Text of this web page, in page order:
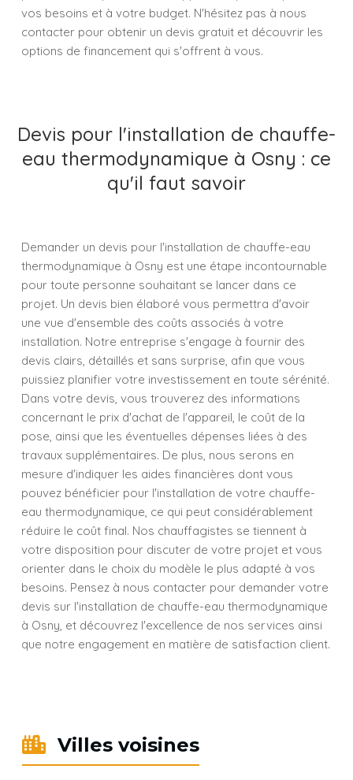
vos besoins et à votre budget. N'hésitez pas à nous
contacter pour obtenir un devis gratuit et découvrir les
options de financement qui s'offrent à vous.
Devis pour l'installation de chauffe-
eau thermodynamique à Osny : ce
qu'il faut savoir
Demander un devis pour l'installation de chauffe-eau
thermodynamique à Osny est une étape incontournable
pour toute personne souhaitant se lancer dans ce
projet. Un devis bien élaboré vous permettra d'avoir
une vue d'ensemble des coûts associés à votre
installation. Notre entreprise s'engage à fournir des
devis clairs, détaillés et sans surprise, afin que vous
puissiez planifier votre investissement en toute sérénité.
Dans votre devis, vous trouverez des informations
concernant le prix d'achat de l'appareil, le coût de la
pose, ainsi que les éventuelles dépenses liées à des
travaux supplémentaires. De plus, nous serons en
mesure d'indiquer les aides financières dont vous
pouvez bénéficier pour l'installation de votre chauffe-
eau thermodynamique, ce qui peut considérablement
réduire le coût final. Nos chauffagistes se tiennent à
votre disposition pour discuter de votre projet et vous
orienter dans le choix du modèle le plus adapté à vos
besoins. Pensez à nous contacter pour demander votre
devis sur l'installation de chauffe-eau thermodynamique
à Osny, et découvrez l'excellence de nos services ainsi
que notre engagement en matière de satisfaction client.
Villes voisines